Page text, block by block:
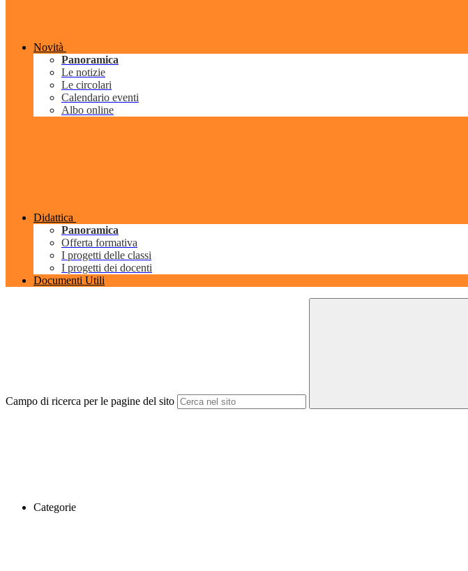
Novità
Panoramica
Le notizie
Le circolari
Calendario eventi
Albo online
Didattica
Panoramica
Offerta formativa
I progetti delle classi
I progetti dei docenti
Documenti Utili
Campo di ricerca per le pagine del sito
Categorie